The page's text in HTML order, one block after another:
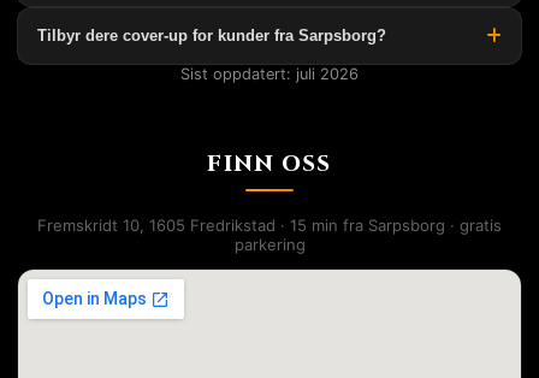
Tilbyr dere cover-up for kunder fra Sarpsborg?
Sist oppdatert: juli 2026
FINN OSS
Fremskridt 10, 1605 Fredrikstad · 15 min fra Sarpsborg · gratis
parkering